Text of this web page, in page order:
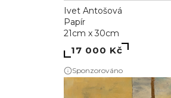
Ivet Antošová
Papír
21cm x 30cm
17 000 Kč
Sponzorováno